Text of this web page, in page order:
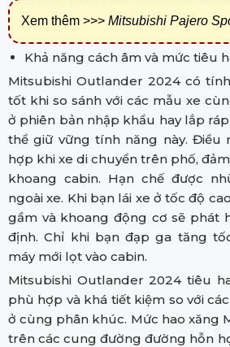
Xem thêm >>> Mitsubishi Pajero
Khả năng cách âm và mức tiêu
Mitsubishi Outlander 2024 có
tốt khi so sánh với các mẫu xe
ở phiên bản nhập khẩu hay lắp
thể giữ vững tính năng này. Điều
hợp khi xe di chuyển trên phố,
khoang cabin. Hạn chế được
ngoài xe. Khi bạn lái xe ở tốc độ
gầm và khoang động cơ sẽ phát
định. Chỉ khi bạn đạp ga tăng
máy mới lọt vào cabin.
Mitsubishi Outlander 2024 tiêu
phù hợp và khá tiết kiệm so với
ở cùng phân khúc. Mức hao xăng
trên các cung đường đường hỗn